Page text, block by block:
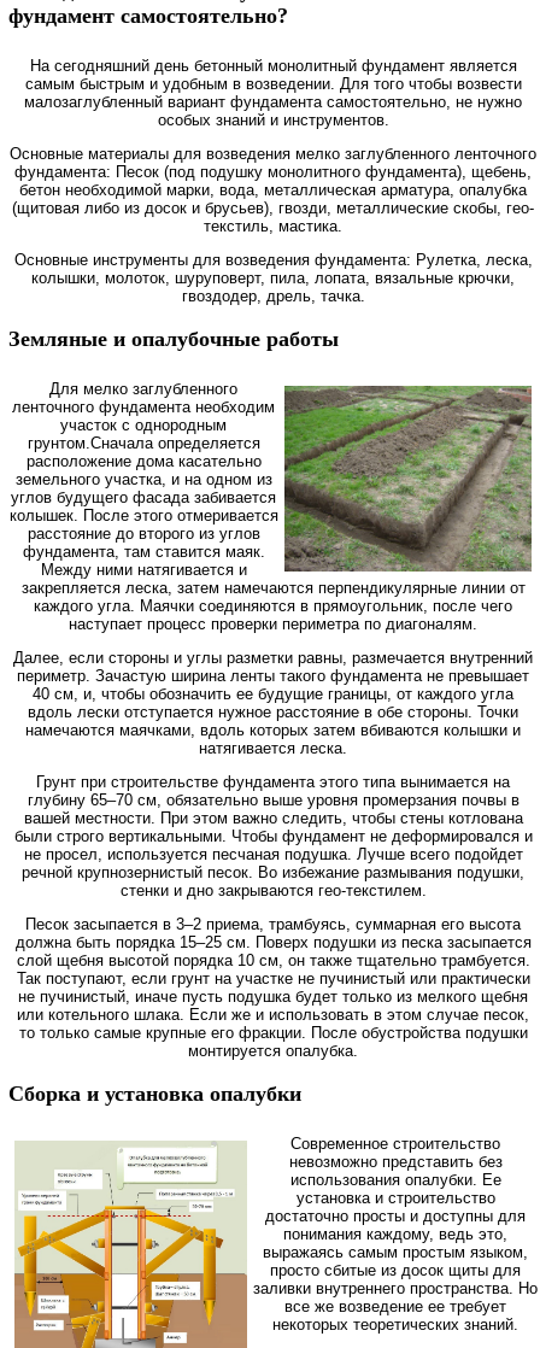
фундамент самостоятельно?
На сегодняшний день бетонный монолитный фундамент является
самым быстрым и удобным в возведении. Для того чтобы возвести
малозаглубленный вариант фундамента самостоятельно, не нужно
особых знаний и инструментов.
Основные материалы для возведения мелко заглубленного ленточного
фундамента: Песок (под подушку монолитного фундамента), щебень,
бетон необходимой марки, вода, металлическая арматура, опалубка
(щитовая либо из досок и брусьев), гвозди, металлические скобы, гео-
текстиль, мастика.
Основные инструменты для возведения фундамента: Рулетка, леска,
колышки, молоток, шуруповерт, пила, лопата, вязальные крючки,
гвоздодер, дрель, тачка.
Земляные и опалубочные работы
Для мелко заглубленного
ленточного фундамента необходим
участок с однородным
грунтом.Сначала определяется
расположение дома касательно
земельного участка, и на одном из
углов будущего фасада забивается
колышек. После этого отмеривается
расстояние до второго из углов
фундамента, там ставится маяк.
Между ними натягивается и
закрепляется леска, затем намечаются перпендикулярные линии от
каждого угла. Маячки соединяются в прямоугольник, после чего
наступает процесс проверки периметра по диагоналям.
Далее, если стороны и углы разметки равны, размечается внутренний
периметр. Зачастую ширина ленты такого фундамента не превышает
40 см, и, чтобы обозначить ее будущие границы, от каждого угла
вдоль лески отступается нужное расстояние в обе стороны. Точки
намечаются маячками, вдоль которых затем вбиваются колышки и
натягивается леска.
Грунт при строительстве фундамента этого типа вынимается на
глубину 65–70 см, обязательно выше уровня промерзания почвы в
вашей местности. При этом важно следить, чтобы стены котлована
были строго вертикальными. Чтобы фундамент не деформировался и
не просел, используется песчаная подушка. Лучше всего подойдет
речной крупнозернистый песок. Во избежание размывания подушки,
стенки и дно закрываются гео-текстилем.
Песок засыпается в 3–2 приема, трамбуясь, суммарная его высота
должна быть порядка 15–25 см. Поверх подушки из песка засыпается
слой щебня высотой порядка 10 см, он также тщательно трамбуется.
Так поступают, если грунт на участке не пучинистый или практически
не пучинистый, иначе пусть подушка будет только из мелкого щебня
или котельного шлака. Если же и использовать в этом случае песок,
то только самые крупные его фракции. После обустройства подушки
монтируется опалубка.
Сборка и установка опалубки
Современное строительство
невозможно представить без
использования опалубки. Ее
установка и строительство
достаточно просты и доступны для
понимания каждому, ведь это,
выражаясь самым простым языком,
просто сбитые из досок щиты для
заливки внутреннего пространства. Но
все же возведение ее требует
некоторых теоретических знаний.